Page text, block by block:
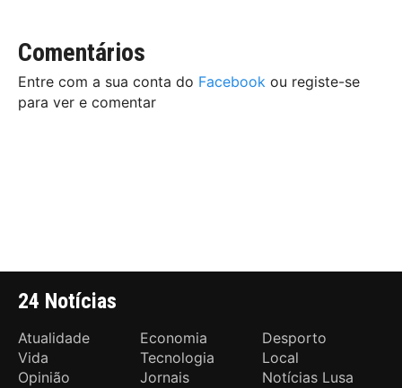
Comentários
Entre com a sua conta do Facebook ou registe-se
para ver e comentar
24 Notícias
Atualidade Economia
Desporto
Vida
Tecnologia
Local
Opinião
Jornais Notícias Lusa